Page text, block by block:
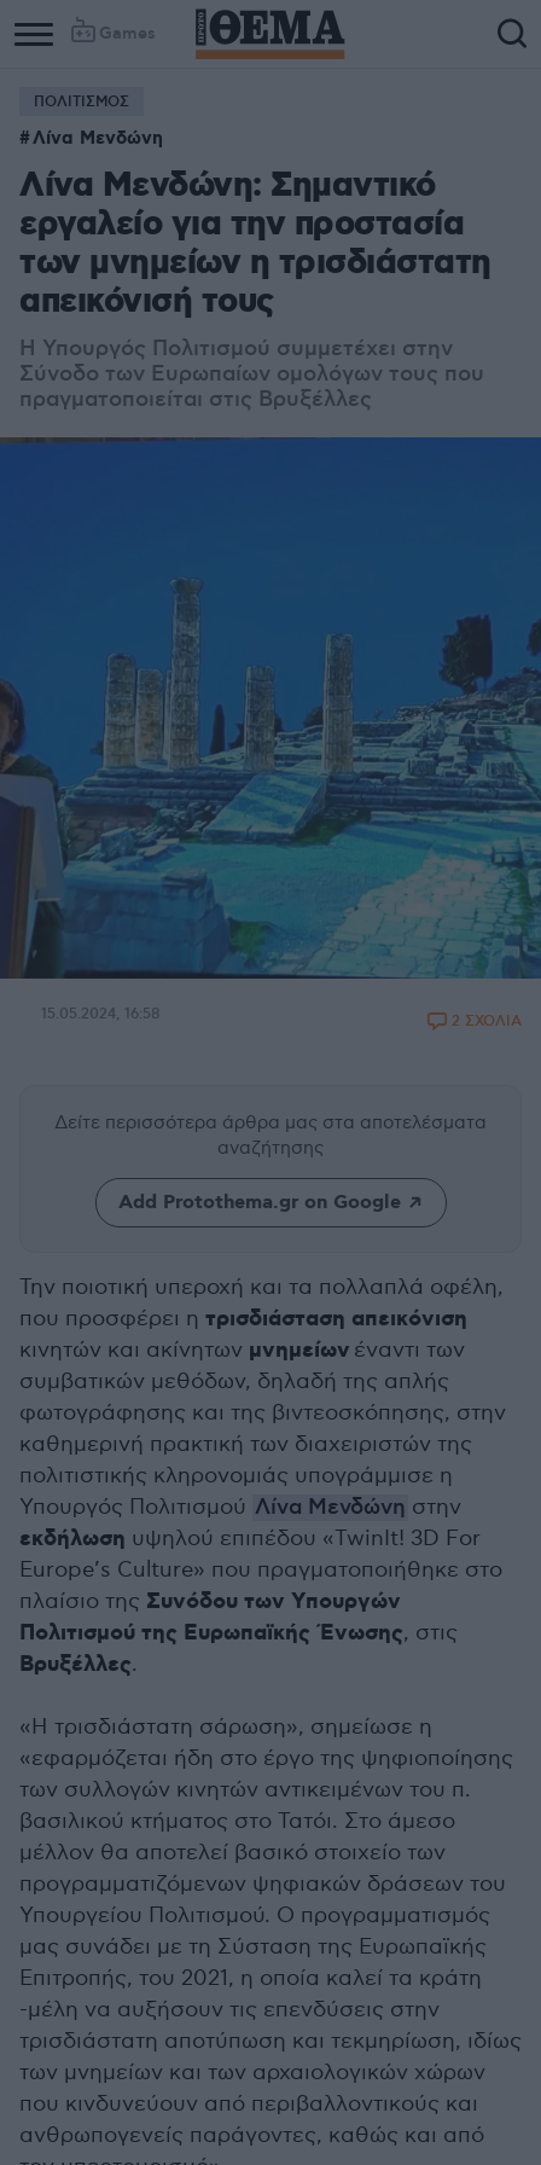
Games
ΠΟΛΙΤΙΣΜΟΣ
Λίνα Μενδώνη
Λίνα Μενδώνη: Σημαντικό
εργαλείο για την προστασία
των μνημείων η τρισδιάστατη
απεικόνισή τους
Η Υπουργός Πολιτισμού συμμετέχει στην
Σύνοδο των Ευρωπαίων ομολόγων τους που
πραγματοποιείται στις Βρυξέλλες
15.05.2024, 16:58 2 ΣΧΟΛΙΑ
Δείτε περισσότερα άρθρα μας στα αποτελέσματα
αναζήτησης
Add Protothema.gr on Google
Την ποιοτική υπεροχή και τα πολλαπλά οφέλη,
που προσφέρει η τρισδιάσταση απεικόνιση
κινητών και ακίνητων μνημείων έναντι των
συμβατικών μεθόδων, δηλαδή της απλής
φωτογράφησης και της βιντεοσκόπησης, στην
καθημερινή πρακτική των διαχειριστών της
πολιτιστικής κληρονομιάς υπογράμμισε η
Υπουργός Πολιτισμού Λίνα Μενδώνη στην
εκδήλωση υψηλού επιπέδου «TwinIt! 3D For
Europe’s Culture» που πραγματοποιήθηκε στο
πλαίσιο της Συνόδου των Υπουργών
Πολιτισμού της Ευρωπαϊκής Ένωσης, στις
Βρυξέλλες.
«Η τρισδιάστατη σάρωση», σημείωσε η
«εφαρμόζεται ήδη στο έργο της ψηφιοποίησης
των συλλογών κινητών αντικειμένων του π.
βασιλικού κτήματος στο Τατόι. Στο άμεσο
μέλλον θα αποτελεί βασικό στοιχείο των
προγραμματιζόμενων ψηφιακών δράσεων του
Υπουργείου Πολιτισμού. Ο προγραμματισμός
μας συνάδει με τη Σύσταση της Ευρωπαϊκής
Επιτροπής, του 2021, η οποία καλεί τα κράτη
-μέλη να αυξήσουν τις επενδύσεις στην
τρισδιάστατη αποτύπωση και τεκμηρίωση, ιδίως
των μνημείων και των αρχαιολογικών χώρων
που κινδυνεύουν από περιβαλλοντικούς και
ανθρωπογενείς παράγοντες, καθώς και από